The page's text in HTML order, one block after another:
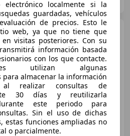
Audi Q5Advanced TFSI
150kW (204cv) S tronic
€ 53.900
Sincomparación
Gasolina 150 kW (204 CV)
electrónico localmente si la
guardadas, vehículos
de precios. Esto le
web, ya que no tiene que
visitas posteriores. Con su
información basada
con los que contacte.
utilizan algunas
almacenar la información
al realizar consultas de
30 días y reutilizarla
este periodo para
Sin el uso de dichas
estas funciones ampliadas no
o parcialmente.